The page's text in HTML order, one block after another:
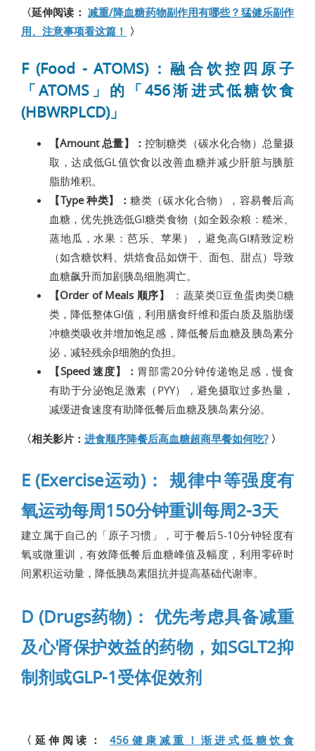
〈延伸阅读： 减重/降血糖药物副作用有哪些？猛健乐副作
用、注意事项看这篇！ 〉
F (Food - ATOMS)：融合饮控四原子
「ATOMS」的「456渐进式低糖饮食
(HBWRPLCD)」
【Amount 总量】： 控制糖类（碳水化合物）总量摄
取，达成低GL值饮食以改善血糖并减少肝脏与胰脏
脂肪堆积。
【Type 种类】：糖类（碳水化合物），容易餐后高
血糖，优先挑选低GI糖类食物（如全榖杂粮：糙米、
蒸地瓜，水果：芭乐、苹果），避免高GI精致淀粉
（如含糖饮料、烘焙食品如饼干、面包、甜点）导致
血糖飙升而加剧胰岛细胞凋亡。
【Order of Meals 顺序】
：蔬菜类豆鱼蛋肉类糖
类，降低整体GI值，利用膳食纤维和蛋白质及脂肪缓
冲糖类吸收并增加饱足感，降低餐后血糖及胰岛素分
泌，减轻残余β细胞的负担。
【Speed 速度】： 胃部需20分钟传递饱足感，慢食
有助于分泌饱足激素（PYY），避免摄取过多热量，
减缓进食速度有助降低餐后血糖及胰岛素分泌。
〈相关影片： 进食顺序降餐后高血糖超商早餐如何吃?〉
E (Exercise运动)： 规律中等强度有
氧运动每周150分钟重训每周2-3天
建立属于自己的「原子习惯」，可于餐后5-10分钟轻度有
氧或微重训，有效降低餐后血糖峰值及幅度，利用零碎时
间累积运动量，降低胰岛素阻抗并提高基础代谢率。
D (Drugs药物)： 优先考虑具备减重
及心肾保护效益的药物，如SGLT2抑
制剂或GLP-1受体促效剂
〈延伸阅读：456健康减重！渐进式低糖饮食